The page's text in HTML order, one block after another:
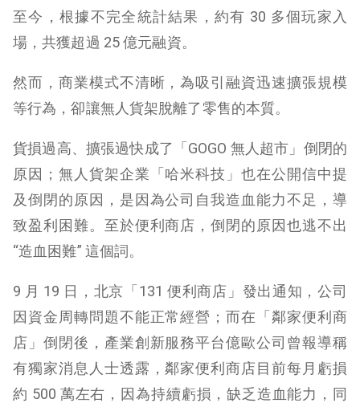
至今，根據不完全統計結果，約有 30 多個玩家入
場，共獲超過 25 億元融資。
然而，商業模式不清晰，為吸引融資迅速擴張規模
等行為，卻讓無人貨架脫離了零售的本質。
貨損過高、擴張過快成了「GOGO 無人超市」倒閉的
原因；無人貨架企業「哈米科技」也在公開信中提
及倒閉的原因，是因為公司自我造血能力不足，導
致盈利困難。至於便利商店，倒閉的原因也逃不出
“造血困難” 這個詞。
9 月 19 日，北京「131 便利商店」發出通知，公司
因資金周轉問題不能正常經營；而在「鄰家便利商
店」倒閉後，產業創新服務平台億歐公司曾報導稱
有獨家消息人士透露，鄰家便利商店目前每月虧損
約 500 萬左右，因為持​​續虧損，缺乏造血能力，同